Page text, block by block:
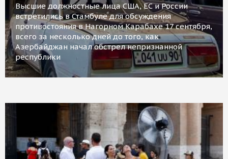
Высшие должностные лица США, ЕС и России
встретились в Стамбуле для обсуждения
противостояния в Нагорном Карабахе 17 сентября,
всего за несколько дней до того, как
Азербайджан начал обстрел непризнанной
республики